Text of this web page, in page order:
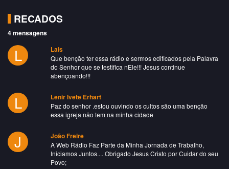
RECADOS
4 mensagens
L Lais
Que benção ter essa rádio e sermos edificados pela Palavra
do Senhor que se testifica nEle!!! Jesus continue
abençoando!!!
L Lenir Ivete Erhart
Paz do senhor .estou ouvindo os cultos são uma benção
essa igreja não tem na minha cidade
J João Freire
A Web Rádio Faz Parte da Minha Jornada de Trabalho,
Iniciamos Juntos.... Obrigado Jesus Cristo por Cuidar do seu
Povo;